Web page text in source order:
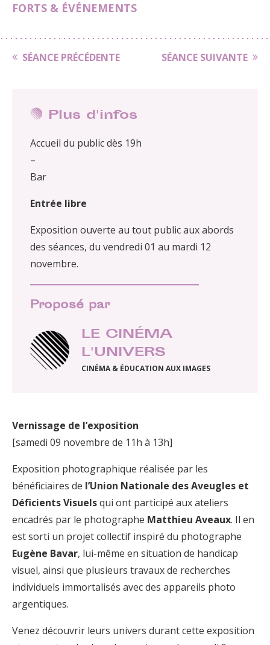
FORTS & ÉVÉNEMENTS
SÉANCE PRÉCÉDENTE SÉANCE SUIVANTE
Plus d'infos
Accueil du public dès 19h
–
Bar
Entrée libre
Exposition ouverte au tout public aux abords
des séances, du vendredi 01 au mardi 12
novembre.
Proposé par
LE CINÉMA
L'UNIVERS
CINÉMA & ÉDUCATION AUX IMAGES
Vernissage de l’exposition
[samedi 09 novembre de 11h à 13h]
Exposition photographique réalisée par les
bénéficiaires de l’Union Nationale des Aveugles et
Déficients Visuelsqui ont participé aux ateliers
encadrés par le photographe Matthieu Aveaux. Il en
est sorti un projet collectif inspiré du photographe
Eugène Bavar, lui-même en situation de handicap
visuel, ainsi que plusieurs travaux de recherches
individuels immortalisés avec des appareils photo
argentiques.
Venez découvrir leurs univers durant cette exposition